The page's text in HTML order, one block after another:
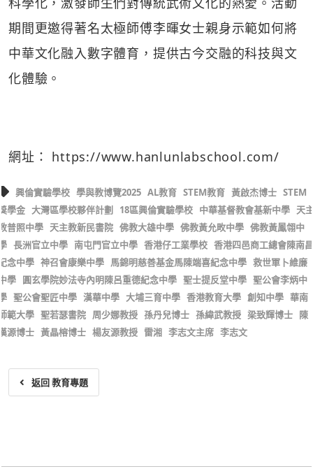
期間更邀得著名太極師傅李暉女士親身示範如何將
中華文化融入數字體育，提供古今交融的科技與文
化體驗。
網址： https://www.hanlunlabschool.com/
興倫實驗學校 學與教博覽2025 AL教育 STEM教育 黃啟杰博士 STEM
學金 大灣區學校夥伴計劃 18區興倫實驗學校 中華基督教會基新中學 天
普照中學 天主教新民書院 佛教大雄中學 佛教黃允畋中學 佛教黃鳳翎中
長洲官立中學 南屯門官立中學 香港仔工業學校 香港四邑商工總會陳南昌
念中學 神召會康樂中學 馬錦明慈善基金馬陳端喜紀念中學 救世軍卜維廉
學 圓玄學院妙法寺內明陳呂重德紀念中學 聖士提反堂中學 聖公會李炳中
聖公會聖匠中學 漢華中學 大埔三育中學 香港教育大學 創知中學 華南
範大學 聖若瑟書院 周少娜教授 孫丹兒博士 孫緯武教授 梁致輝博士 陳
源博士 黃晶榕博士 楊友源教授 雷湘 李志文主席 李志文
返回 教育專題